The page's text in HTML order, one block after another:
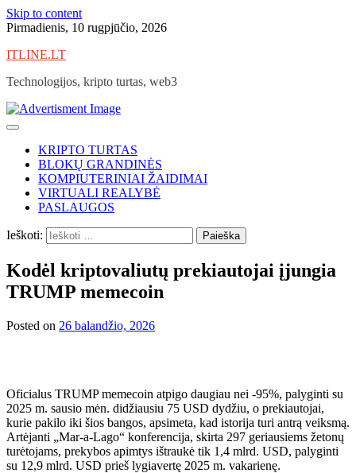
Skip to content
Pirmadienis, 10 rugpjūčio, 2026
ITLINE.LT
Technologijos, kripto turtas, web3
KRIPTO TURTAS
BLOKŲ GRANDINĖS
KOMPIUTERINIAI ŽAIDIMAI
VIRTUALI REALYBĖ
PASLAUGOS
Ieškoti:
Kodėl kriptovaliutų prekiautojai įjungia
TRUMP memecoin
Posted on 26 balandžio, 2026
Oficialus TRUMP memecoin atpigo daugiau nei -95%, palyginti su
2025 m. sausio mėn. didžiausiu 75 USD dydžiu, o prekiautojai,
kurie pakilo iki šios bangos, apsimeta, kad istorija turi antrą veiksmą.
Artėjanti „Mar-a-Lago“ konferencija, skirta 297 geriausiems žetonų
turėtojams, prekybos apimtys ištraukė tik 1,4 mlrd. USD, palyginti
su 12,9 mlrd. USD prieš lygiavertę 2025 m. vakarienę.